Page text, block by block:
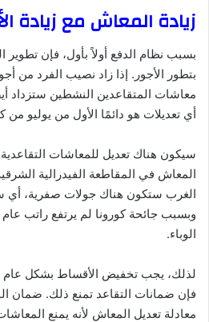
زيادة المعاش مع زيادة
بسبب نظام الدفع أولاً بأول، فإن تطوير
بتطور الأجور. إذا زاد نصيب الفرد من
معاشات المتقاعدين النشطين ستزداد
أي تعديلات هو دائمًا الأول من يوليو من
الغرب ستكون هناك جولات صفرية، أي
الوباء.
لذلك، يجب تخفيض الأقساط بشكل عام
فإن ضمانات التقاعد تمنع ذلك.
معادلة تعديل المعاش لأنه يمنع